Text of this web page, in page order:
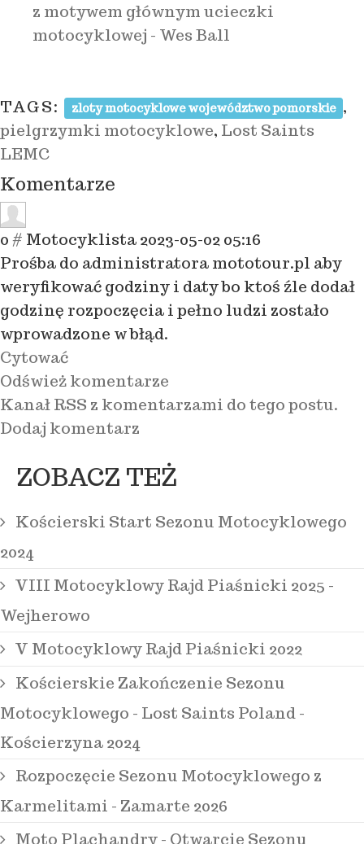
z motywem głównym ucieczki
motocyklowej - Wes Ball
TAGS: zloty motocyklowe województwo pomorskie ,
pielgrzymki motocyklowe, Lost Saints
LEMC
Komentarze
0 # Motocyklista 2023-05-02 05:16
Prośba do administratora mototour.pl aby
weryfikować godziny i daty bo ktoś źle dodał
godzinę rozpoczęcia i pełno ludzi zostało
wprowadzone w błąd.
Cytować
Odśwież komentarze
Kanał RSS z komentarzami do tego postu.
Dodaj komentarz
ZOBACZ TEŻ
Kościerski Start Sezonu Motocyklowego
2024
VIII Motocyklowy Rajd Piaśnicki 2025 -
Wejherowo
V Motocyklowy Rajd Piaśnicki 2022
Kościerskie Zakończenie Sezonu
Motocyklowego - Lost Saints Poland -
Kościerzyna 2024
Rozpoczęcie Sezonu Motocyklowego z
Karmelitami - Zamarte 2026
Moto Plachandry - Otwarcie Sezonu